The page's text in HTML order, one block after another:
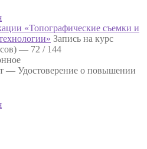
«Топографические съемки и
Запись на курс
— 72 / 144
— Удостоверение о повышении